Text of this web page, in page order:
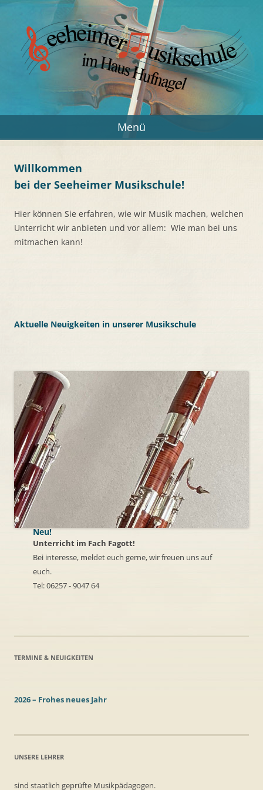
Zum
Seeheimer Musikschule
Musik in Seeheim-Jugenheim
Menü
Willkommen
bei der Seeheimer Musikschule!
Hier können Sie erfahren, wie wir Musik machen, welchen
Unterricht wir anbieten und vor allem: Wie man bei uns
mitmachen kann!
Aktuelle Neuigkeiten in unserer Musikschule
Neu!
Unterricht im Fach Fagott!
Bei interesse, meldet euch gerne, wir freuen uns auf
euch.
Tel: 06257 - 9047 64
TERMINE & NEUIGKEITEN
2026 – Frohes neues Jahr
UNSERE LEHRER
sind staatlich geprüfte Musikpädagogen.